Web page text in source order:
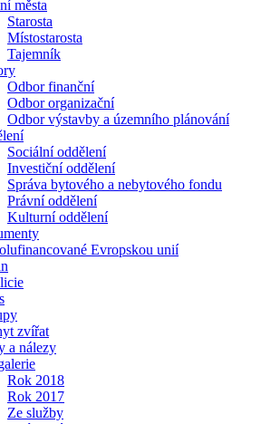
města
Starosta
Místostarosta
Tajemník
Odbor finanční
Odbor organizační
Odbor výstavby a územního plánování
Sociální oddělení
Investiční oddělení
Správa bytového a nebytového fondu
Právní oddělení
Kulturní oddělení
Evropskou unií
zvířat
a nálezy
Rok 2018
Rok 2017
Ze služby